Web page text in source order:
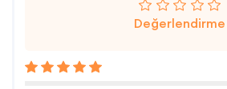
Değerlendirme